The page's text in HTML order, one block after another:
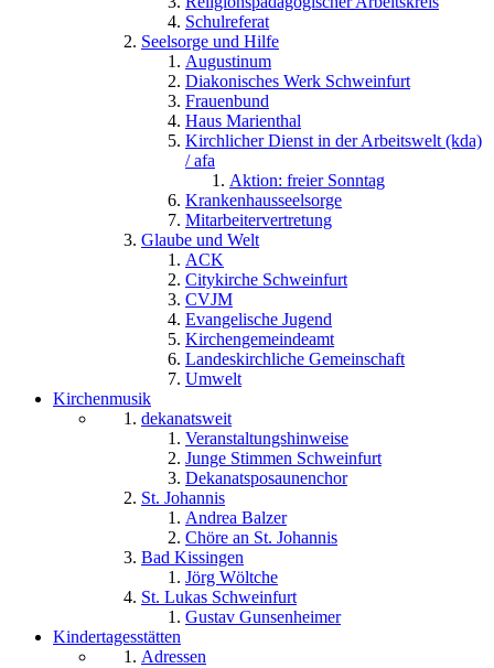
Schulreferat
Seelsorge und Hilfe
Augustinum
Diakonisches Werk Schweinfurt
Frauenbund
Haus Marienthal
Kirchlicher Dienst in der Arbeitswelt (kda)
/ afa
Aktion: freier Sonntag
Krankenhausseelsorge
Mitarbeitervertretung
Glaube und Welt
ACK
Citykirche Schweinfurt
CVJM
Evangelische Jugend
Kirchengemeindeamt
Landeskirchliche Gemeinschaft
Umwelt
Kirchenmusik
dekanatsweit
Veranstaltungshinweise
Junge Stimmen Schweinfurt
Dekanatsposaunenchor
St. Johannis
Andrea Balzer
Chöre an St. Johannis
Bad Kissingen
Jörg Wöltche
St. Lukas Schweinfurt
Gustav Gunsenheimer
Kindertagesstätten
Adressen